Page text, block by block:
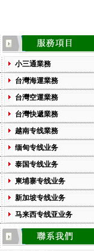
小三通業務
台灣海運業務
台灣空運業務
台灣快遞業務
越南专线業務
缅甸专线业务
泰国专线业务
柬埔寨专线业务
新加坡专线业务
马来西专线亚业务